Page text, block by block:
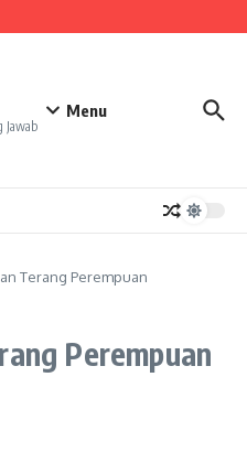
di Anjungan Melancar
Jawab
Menu
Terang Perempuan
Perempuan